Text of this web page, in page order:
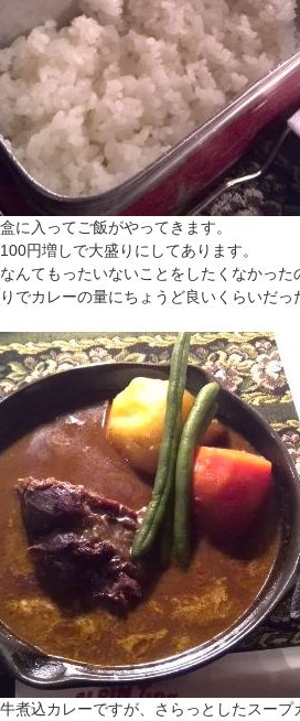
に入ってご飯がやってきます。
円増しで大盛りにしてあります。
んてもったいないことをしたくなかった
でカレーの量にちょうど良いくらいだっ
煮込カレーですが、さらっとしたスープ